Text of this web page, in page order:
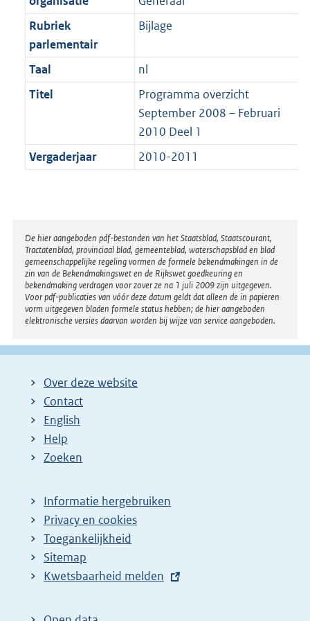
t
a
t
b K
Rubriek
parlementair
Bijlage
Taal
nl
Titel
Programma overzicht
September 2008 – Februari
2010 Deel 1
Vergaderjaar
2010-2011
Disclaimer
De hier aangeboden pdf-bestanden van het Staatsblad, Staatscourant,
Tractatenblad, provinciaal blad, gemeenteblad, waterschapsblad en blad
gemeenschappelijke regeling vormen de formele bekendmakingen in de
zin van de Bekendmakingswet en de Rijkswet goedkeuring en
bekendmaking verdragen voor zover ze na 1 juli 2009 zijn uitgegeven.
Voor pdf-publicaties van vóór deze datum geldt dat alleen de in papieren
vorm uitgegeven bladen formele status hebben; de hier aangeboden
elektronische versies daarvan worden bij wijze van service aangeboden.
Over deze website
Contact
English
Help
Zoeken
Informatie hergebruiken
Privacy en cookies
Toegankelijkheid
Sitemap
E
t
Kwetsbaarheid melden